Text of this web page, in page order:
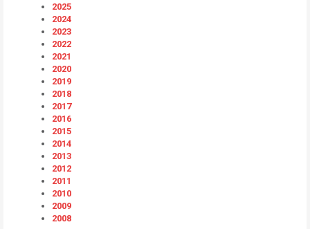
2025
2024
2023
2022
2021
2020
2019
2018
2017
2016
2015
2014
2013
2012
2011
2010
2009
2008